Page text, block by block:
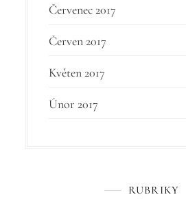
Červenec 2017
Červen 2017
Květen 2017
Únor 2017
RUBRIKY